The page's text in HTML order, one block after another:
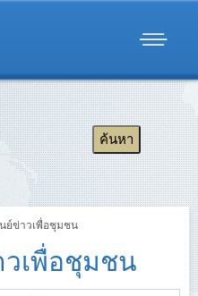
นย์ข่าวเพื่อชุมชน
วเพื่อชุมชน